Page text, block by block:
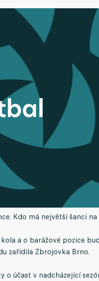
Kdo má největší šanci
a o barážové pozice
zařídila Zbrojovka Brno.
účast v nadcházející